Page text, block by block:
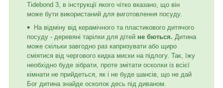
Tidebond 3, в інструкції якого чітко вказано, що він
може бути використаний для виготовлення посуду.
На відміну від керамічного та пластикового дитячого
посуду - деревяні тарілки для дітей не бються. Дитина
може скільки завгодно раз капризувати або щиро
сміятися від чергового кидка миски на підлогу. Так, їжу
необхідно буде зібрати, проте змітати осколки із всієї
кімнати не прийдеться, як і не буде шансів, що не дай
Бог дитина знайде осколок десь під диваном.